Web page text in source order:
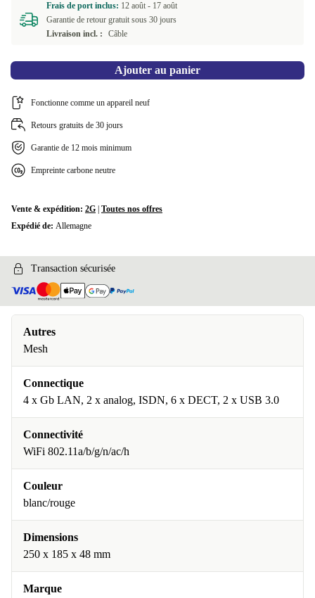
Frais de port inclus: 12 août - 17 août
Garantie de retour gratuit sous 30 jours
Livraison incl. :
Câble
Ajouter au panier
Fonctionne comme un appareil neuf
Retours gratuits de 30 jours
Garantie de 12 mois minimum
Empreinte carbone neutre
Vente & expédition: 2G Toutes nos offres
Expédié de: Allemagne
Transaction sécurisée
Autres
Mesh
Connectique
4 x Gb LAN, 2 x analog, ISDN, 6 x DECT, 2 x USB 3.0
Connectivité
WiFi 802.11a/b/g/n/ac/h
Couleur
blanc/rouge
Dimensions
250 x 185 x 48 mm
Marque